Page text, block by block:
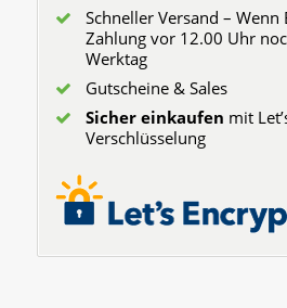
Schneller Versand –
Zahlung vor 12.00 Uhr
Werktag
Gutscheine & Sales
Sicher einkaufen mit
Verschlüsselung